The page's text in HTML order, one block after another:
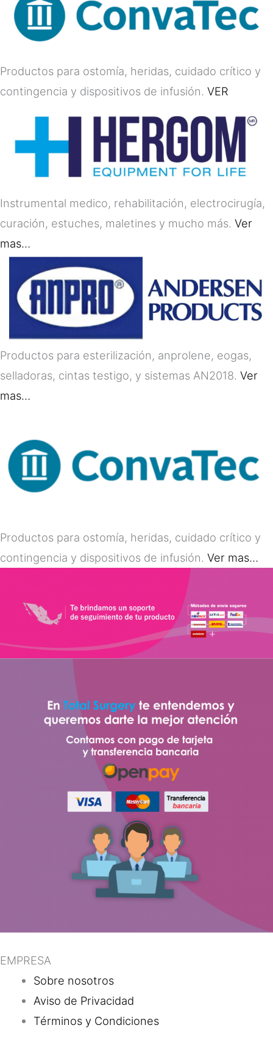
Productos para ostomía, heridas, cuidado crítico y
contingencia y dispositivos de infusión. VER
Instrumental medico, rehabilitación, electrocirugía,
curación, estuches, maletines y mucho más. Ver
mas…
Productos para esterilización, anprolene, eogas,
selladoras, cintas testigo, y sistemas AN2018. Ver
mas…
Productos para ostomía, heridas, cuidado crítico y
contingencia y dispositivos de infusión. Ver mas…
EMPRESA
Sobre nosotros
Aviso de Privacidad
Términos y Condiciones